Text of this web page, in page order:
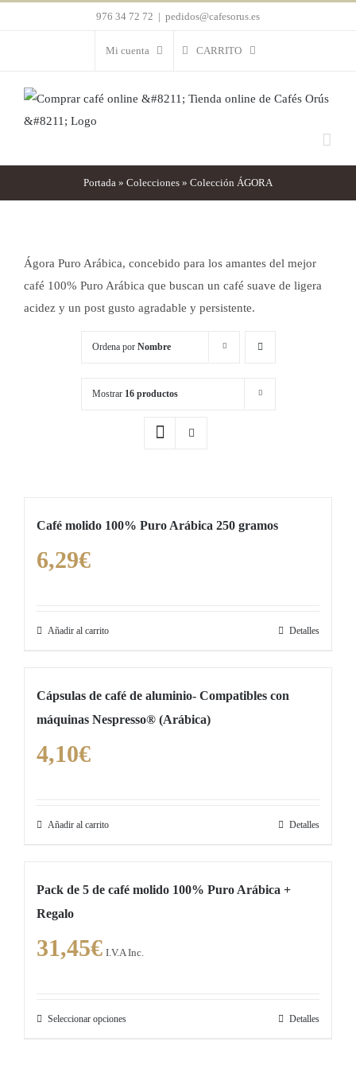
976 34 72 72 | pedidos@cafesorus.es
Mi cuenta CARRITO
Portada » Colecciones » Colección ÁGORA
Ágora Puro Arábica, concebido para los amantes del mejor
café 100% Puro Arábica que buscan un café suave de ligera
acidez y un post gusto agradable y persistente.
Ordena por Nombre
Mostrar 16 productos
Café molido 100% Puro Arábica 250 gramos
6,29€
Añadir al carrito Detalles
Cápsulas de café de aluminio- Compatibles con
máquinas Nespresso® (Arábica)
4,10€
Añadir al carrito Detalles
Pack de 5 de café molido 100% Puro Arábica +
Regalo
31,45€ I.V.A Inc.
Seleccionar opcionesEste
Detalles